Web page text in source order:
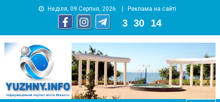
Неділя, 09 Серпня, 2026 Реклама на сайті
3 30 15
YUZHNY.INFO
информационный портал города Южный